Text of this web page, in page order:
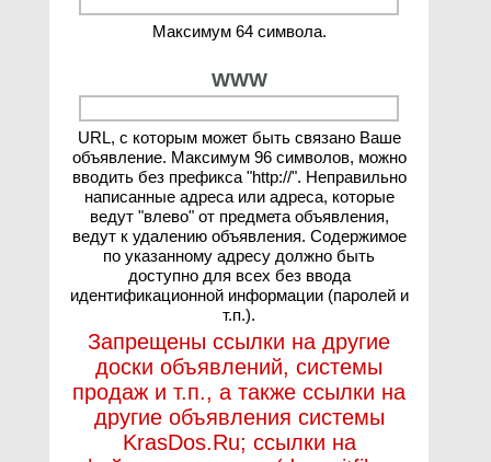
Максимум 64 символа.
WWW
URL, с которым может быть связано Ваше
объявление. Максимум 96 символов, можно
вводить без префикса "http://". Неправильно
написанные адреса или адреса, которые
ведут "влево" от предмета объявления,
ведут к удалению объявления. Содержимое
по указанному адресу должно быть
доступно для всех без ввода
идентификационной информации (паролей и
т.п.).
Запрещены ссылки на другие
доски объявлений, системы
продаж и т.п., а также ссылки на
другие объявления системы
KrasDos.Ru; ссылки на